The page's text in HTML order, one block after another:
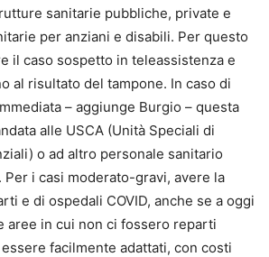
sanitarie pubbliche, private e
per anziani e disabili. Per questo
il caso sospetto in teleassistenza e
al risultato del tampone. In caso di
– aggiunge Burgio – questa
alle USCA (Unità Speciali di
o ad altro personale sanitario
i casi moderato-gravi, avere la
e di ospedali COVID, anche se a oggi
aree in cui non ci fossero reparti
facilmente adattati, con costi